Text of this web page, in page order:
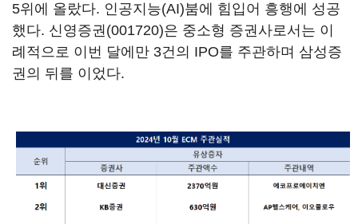
5위에 올랐다. 인공지능(AI)붐에 힘입어 흥행에 성공
했다. 신영증권(001720)은 중소형 증권사로서는 이
례적으로 이번 달에만 3건의 IPO를 주관하며 삼성증
권의 뒤를 이었다.